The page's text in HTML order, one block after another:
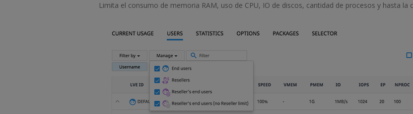
Limita el consumo de memoria RAM, uso de CPU, IO de discos, cantidad de procesos y hasta